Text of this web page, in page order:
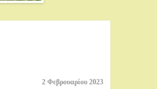
2 Φεβρουαρίου 2023